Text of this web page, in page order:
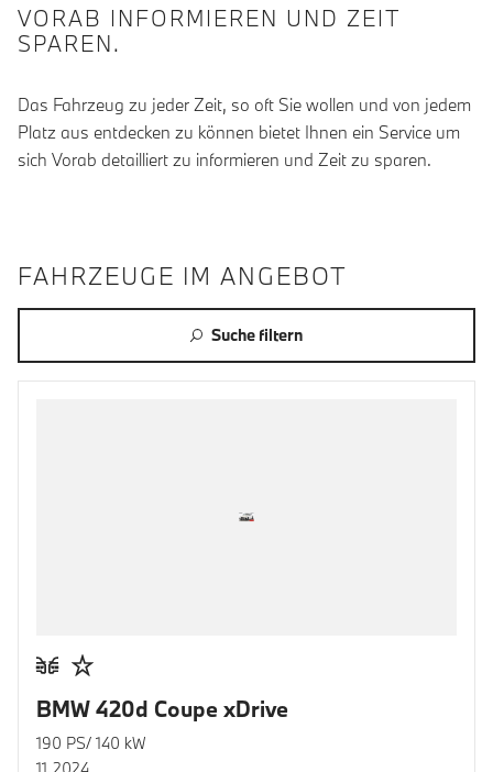
VORAB INFORMIEREN UND ZEIT
SPAREN.
Das Fahrzeug zu jeder Zeit, so oft Sie wollen und von jedem
Platz aus entdecken zu können bietet Ihnen ein Service um
sich Vorab detailliert zu informieren und Zeit zu sparen.
FAHRZEUGE IM ANGEBOT
Suche filtern
BMW 420d Coupe xDrive
190 PS/ 140 kW